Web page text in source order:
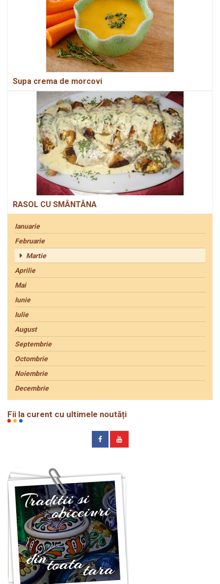
Supa crema de morcovi
RASOL CU SMÂNTÂNA
Ianuarie
Februarie
Martie
Aprilie
Mai
Iunie
Iulie
August
Septembrie
Octombrie
Noiembrie
Decembrie
Fii la curent cu ultimele noutăți